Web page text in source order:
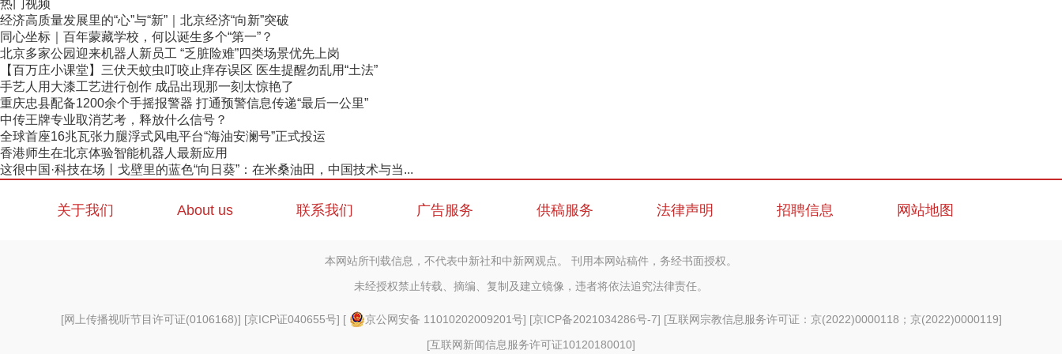
热门视频
经济高质量发展里的“心”与“新”｜北京经济“向新”突破
同心坐标｜百年蒙藏学校，何以诞生多个“第一”？
北京多家公园迎来机器人新员工 “乏脏险难”四类场景优先上岗
【百万庄小课堂】三伏天蚊虫叮咬止痒存误区 医生提醒勿乱用“土法”
手艺人用大漆工艺进行创作 成品出现那一刻太惊艳了
重庆忠县配备1200余个手摇报警器 打通预警信息传递“最后一公里”
中传王牌专业取消艺考，释放什么信号？
全球首座16兆瓦张力腿浮式风电平台“海油安澜号”正式投运
香港师生在北京体验智能机器人最新应用
这很中国·科技在场丨戈壁里的蓝色“向日葵”：在米桑油田，中国技术与当...
关于我们 About us 联系我们 广告服务 供稿服务 法律声明 招聘信息 网站地图
本网站所刊载信息，不代表中新社和中新网观点。 刊用本网站稿件，务经书面授权。
未经授权禁止转载、摘编、复制及建立镜像，违者将依法追究法律责任。
[网上传播视听节目许可证(0106168)] [京ICP证040655号] [ 京公网安备 11010202009201号] [京ICP备2021034286号-7] [互联网宗教信息服务许可证：京(2022)0000118；京(2022)0000119]
[互联网新闻信息服务许可证10120180010]